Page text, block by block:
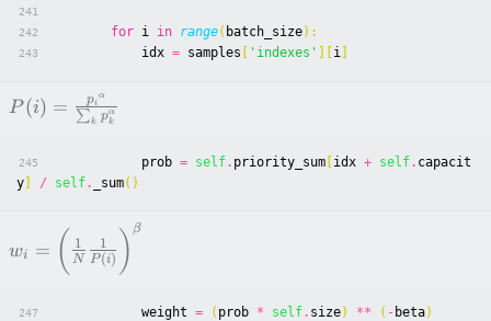
241
242
for i in range( batch_size):
243 idx = samples 'indexes' i
P (i) = ∑k pk
α
pi
α
245 prob = self. priority_sum [idx + self. capacit
y] / self. _sum()
wi = ( N
1
P(i)
1 )β
247 weight = ( prob * self. size) ** ( - beta)